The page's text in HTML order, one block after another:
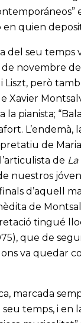
quien
del seu temps
novembre
Liszt, però
Xavier
pianista;
L’endemà,
de Maria
de
nuestros
d’aquell
de
tingué
que de
va quedar
marcada
temps, i en